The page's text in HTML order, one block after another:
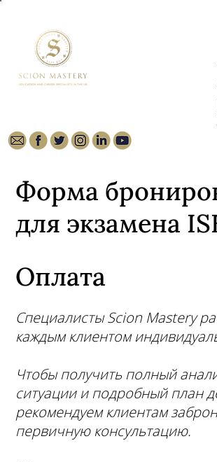
Оплата
Специалисты Scion Mastery
каждым клиентом
Чтобы получить полный
ситуации и подробный план
рекомендуем клиентам
первичную консультацию.
Форма
для экзамена